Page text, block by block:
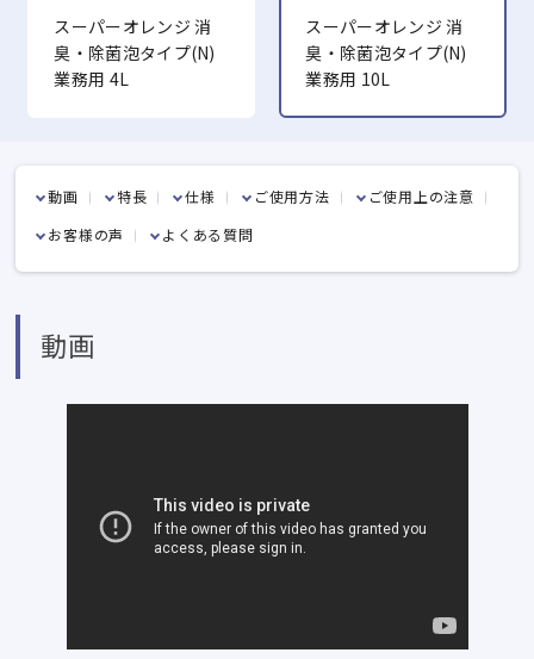
スーパーオレンジ 消
臭・除菌泡タイプ(N)
業務用 4L
スーパーオレンジ 消
臭・除菌泡タイプ(N)
業務用 10L
動画 特長 仕様 ご使用方法
ご使用上の注意
お客様の声
よくある質問
動画